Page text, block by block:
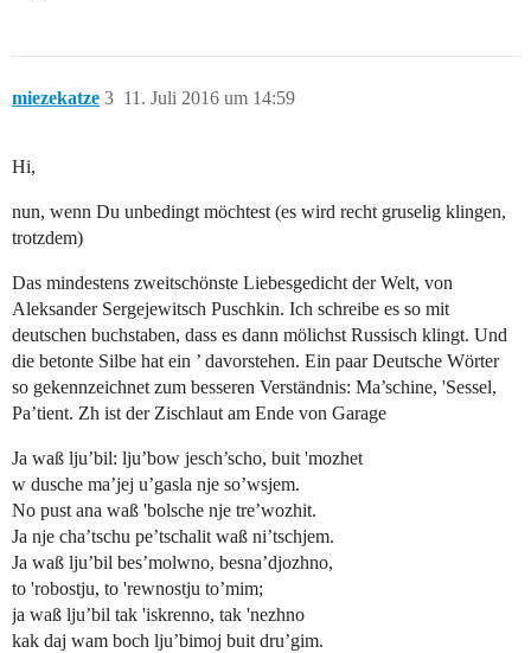
miezekatze 11. Juli 2016 um 14:59
3
Hi,
nun, wenn Du unbedingt möchtest (es wird recht gruselig klingen,
trotzdem)
Das mindestens zweitschönste Liebesgedicht der Welt, von
Aleksander Sergejewitsch Puschkin. Ich schreibe es so mit
deutschen buchstaben, dass es dann mölichst Russisch klingt. Und
die betonte Silbe hat ein ’ davorstehen. Ein paar Deutsche Wörter
so gekennzeichnet zum besseren Verständnis: Ma’schine, 'Sessel,
Pa’tient. Zh ist der Zischlaut am Ende von Garage
Ja waß lju’bil: lju’bow jesch’scho, buit 'mozhet
w dusche ma’jej u’gasla nje so’wsjem.
No pust ana waß 'bolsche nje tre’wozhit.
Ja nje cha’tschu pe’tschalit waß ni’tschjem.
Ja waß lju’bil bes’molwno, besna’djozhno,
to 'robostju, to 'rewnostju to’mim;
ja waß lju’bil tak 'iskrenno, tak 'nezhno
kak daj wam boch lju’bimoj buit dru’gim.